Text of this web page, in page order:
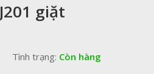
giặt
Tình trạng: Còn hàng